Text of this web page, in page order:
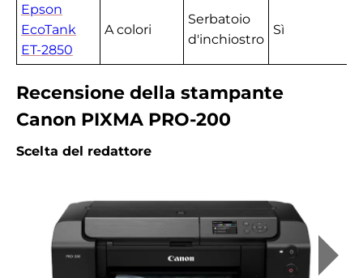
Epson
EcoTank
ET-2850
A colori
Serbatoio
d'inchiostro
Sì
Recensione della stampante
Canon PIXMA PRO-200
Scelta del redattore